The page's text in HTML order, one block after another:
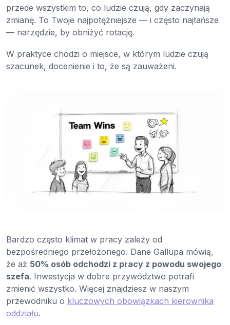
przede wszystkim to, co ludzie czują, gdy zaczynają
zmianę. To Twoje najpotężniejsze — i często najtańsze
— narzędzie, by obniżyć rotację.
W praktyce chodzi o miejsce, w którym ludzie czują
szacunek, docenienie i to, że są zauważeni.
Bardzo często klimat w pracy zależy od
bezpośredniego przełożonego. Dane Gallupa mówią,
że aż 50% osób odchodzi z pracy z powodu swojego
szefa. Inwestycja w dobre przywództwo potrafi
zmienić wszystko. Więcej znajdziesz w naszym
przewodniku o kluczowych obowiązkach kierownika
oddziału.